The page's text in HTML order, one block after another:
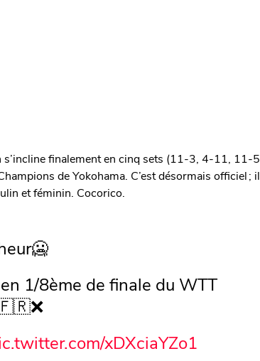
finalement en cinq sets (11-3, 4-11, 11-5,
de Yokohama. C’est désormais officiel ; il
et féminin. Cocorico.
1/8ème de finale du WTT
xDXciaYZo1